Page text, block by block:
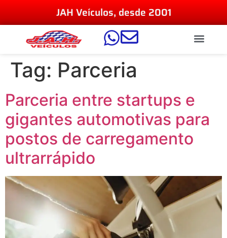
JAH Veículos, desde 2001
Tag: Parceria
Parceria entre startups e
gigantes automotivas para
postos de carregamento
ultrarrápido